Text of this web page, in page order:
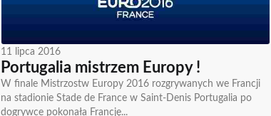
11 lipca 2016
Portugalia mistrzem Europy !
W finale Mistrzostw Europy 2016 rozgrywanych we Francji
na stadionie Stade de France w Saint-Denis Portugalia po
dogrywce pokonała Francję...